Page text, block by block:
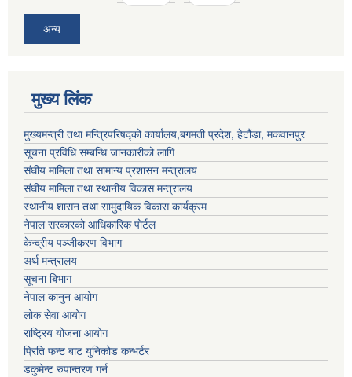
अन्य
मुख्य लिंक
मुख्यमन्त्री तथा मन्त्रिपरिषद्को कार्यालय,बगमती प्रदेश, हेटौंडा, मकवानपुर
सूचना प्रविधि सम्बन्धि जानकारीको लागि
संघीय मामिला तथा सामान्य प्रशासन मन्त्रालय
संघीय मामिला तथा स्थानीय विकास मन्त्रालय
स्थानीय शासन तथा सामुदायिक विकास कार्यक्रम
नेपाल सरकारको आधिकारिक पोर्टल
केन्द्रीय पञ्जीकरण विभाग
अर्थ मन्त्रालय
सूचना बिभाग
नेपाल कानुन आयोग
लोक सेवा आयोग
राष्ट्रिय योजना आयोग
प्रिति फन्ट बाट युनिकोड कन्भर्टर
डकुमेन्ट रुपान्तरण गर्न